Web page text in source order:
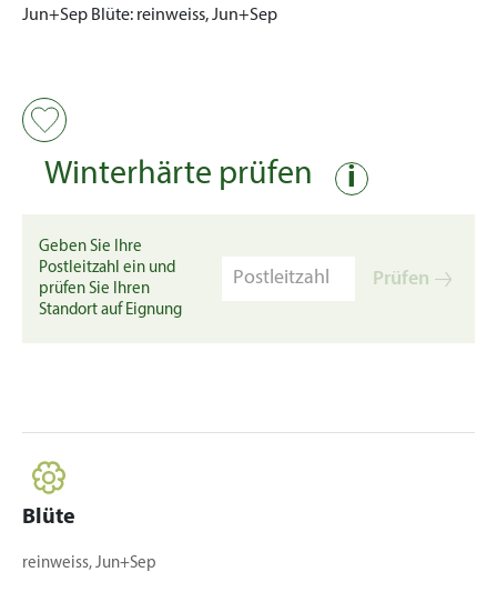
Jun+Sep Blüte: reinweiss, Jun+Sep
Winterhärte prüfen i
Geben Sie Ihre
Postleitzahl ein und
prüfen Sie Ihren
Standort auf Eignung
Prüfen
Blüte
reinweiss, Jun+Sep